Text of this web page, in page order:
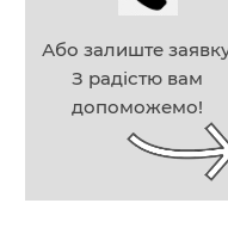
Або залиште
З радістю вам
допоможемо!